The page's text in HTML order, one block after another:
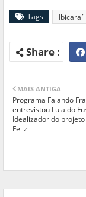
Tags Ibicaraí
MAIS ANTIGA
Programa Falando
entrevistou Lula do
Idealizador do
Feliz